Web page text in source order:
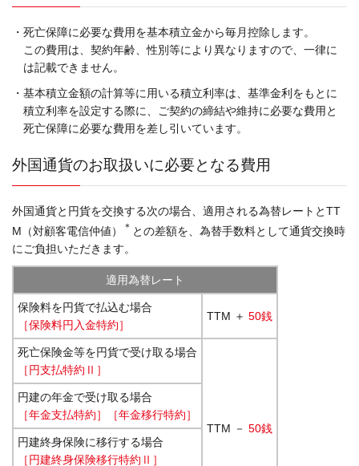
・死亡保障に必要な費用を基本積立金から毎月控除します。
この費用は、契約年齢、性別等により異なりますので、一律に
は記載できません。
・基本積立金額の計算等に用いる積立利率は、基準金利をもとに
積立利率を設定する際に、ご契約の締結や維持に必要な費用と
死亡保障に必要な費用を差し引いています。
外国通貨のお取扱いに必要となる費用
外国通貨と円貨を交換する次の場合、適用される為替レートとTT
M（対顧客電信仲値）
＊ との差額を、為替手数料として通貨交換時
にご負担いただきます。
適用為替レート
保険料を円貨で払込む場合
［保険料円入金特約］
TTM ＋ 50銭
死亡保険金等を円貨で受け取る場合
［円支払特約Ⅱ］
TTM － 50銭
円建の年金で受け取る場合
［年金支払特約］［年金移行特約］
円建終身保険に移行する場合
［円建終身保険移行特約Ⅱ］